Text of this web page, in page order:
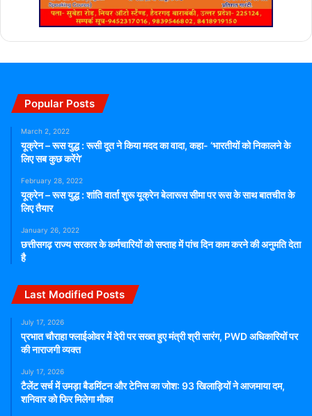
Popular Posts
March 2, 2022
यूक्रेन – रूस युद्ध : रूसी दूत ने किया मदद का वादा, कहा- ‘भारतीयों को निकालने के
लिए सब कुछ करेंगे’
February 28, 2022
यूक्रेन – रूस युद्ध : शांति वार्ता शुरू यूक्रेन बेलारूस सीमा पर रूस के साथ बातचीत के
लिए तैयार
January 26, 2022
छत्तीसगढ़ राज्य सरकार के कर्मचारियों को सप्ताह में पांच दिन काम करने की अनुमति देता
है
Last Modified Posts
July 17, 2026
प्रभात चौराहा फ्लाईओवर में देरी पर सख्त हुए मंत्री श्री सारंग, PWD अधिकारियों पर
की नाराजगी व्यक्त
July 17, 2026
टैलेंट सर्च में उमड़ा बैडमिंटन और टेनिस का जोश: 93 खिलाड़ियों ने आजमाया दम,
शनिवार को फिर मिलेगा मौका